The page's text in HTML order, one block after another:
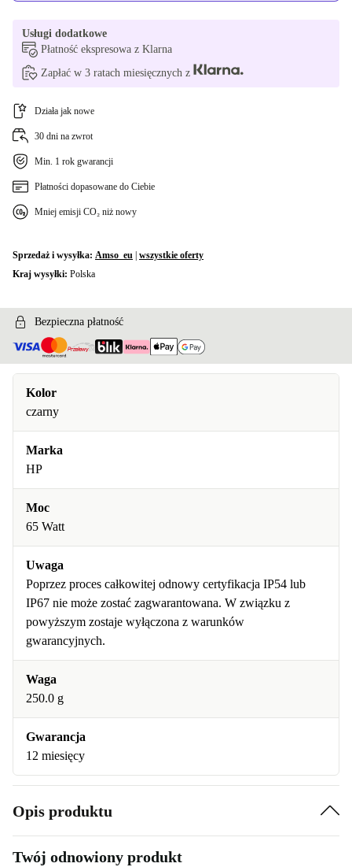
Usługi dodatkowe
Płatność ekspresowa z Klarna
Zapłać w 3 ratach miesięcznych z
Działa jak nowe
30 dni na zwrot
Min. 1 rok gwarancji
Płatności dopasowane do Ciebie
Mniej emisji CO₂ niż nowy
Sprzedaż i wysyłka: Amso_eu wszystkie oferty
Kraj wysyłki: Polska
Bezpieczna płatność
Kolor
czarny
Marka
HP
Moc
65 Watt
Uwaga
Poprzez proces całkowitej odnowy certyfikacja IP54 lub
IP67 nie może zostać zagwarantowana. W związku z
powyższym zostaje wyłączona z warunków
gwarancyjnych.
Waga
250.0 g
Gwarancja
12 miesięcy
Opis produktu
Twój odnowiony produkt